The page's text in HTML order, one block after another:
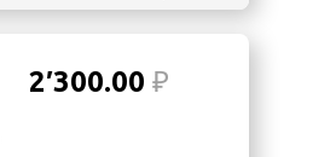
2′300.00 ₽